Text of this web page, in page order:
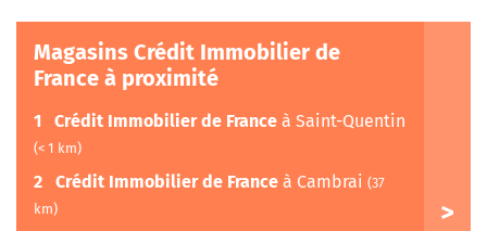
Magasins Crédit Immobilier de
France à proximité
1 Crédit Immobilier de France à Saint-Quentin
(< 1 km)
2 Crédit Immobilier de France à Cambrai (37
km)